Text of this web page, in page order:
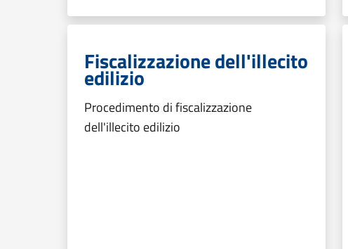
Fiscalizzazione dell'illecito
edilizio
Procedimento di fiscalizzazione
dell'illecito edilizio